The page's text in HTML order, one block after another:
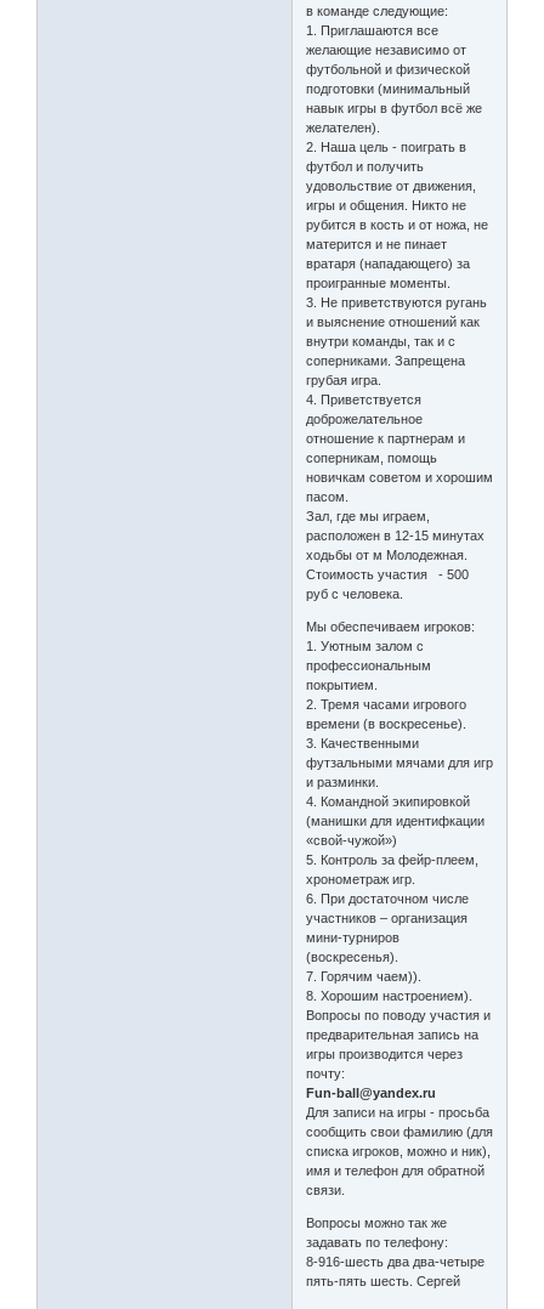
в команде следующие:
1. Приглашаются все
желающие независимо от
футбольной и физической
подготовки (минимальный
навык игры в футбол всё же
желателен).
2. Наша цель - поиграть в
футбол и получить
удовольствие от движения,
игры и общения. Никто не
рубится в кость и от ножа, не
матерится и не пинает
вратаря (нападающего) за
проигранные моменты.
3. Не приветствуются ругань
и выяснение отношений как
внутри команды, так и с
соперниками. Запрещена
грубая игра.
4. Приветствуется
доброжелательное
отношение к партнерам и
соперникам, помощь
новичкам советом и хорошим
пасом.
Зал, где мы играем,
расположен в 12-15 минутах
ходьбы от м Молодежная.
Стоимость участия - 500
руб с человека.
Мы обеспечиваем игроков:
1. Уютным залом с
профессиональным
покрытием.
2. Тремя часами игрового
времени (в воскресенье).
3. Качественными
футзальными мячами для игр
и разминки.
4. Командной экипировкой
(манишки для идентифкации
«свой-чужой»)
5. Контроль за фейр-плеем,
хронометраж игр.
6. При достаточном числе
участников – организация
мини-турниров
(воскресенья).
7. Горячим чаем)).
8. Хорошим настроением).
Вопросы по поводу участия и
предварительная запись на
игры производится через
почту:
Fun-ball@yandex.ru
Для записи на игры - просьба
сообщить свои фамилию (для
списка игроков, можно и ник),
имя и телефон для обратной
связи.
Вопросы можно так же
задавать по телефону:
8-916-шесть два два-четыре
пять-пять шесть. Сергей